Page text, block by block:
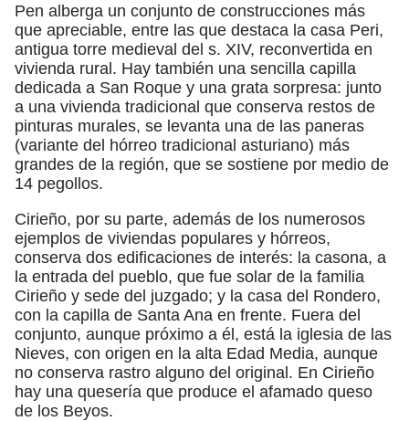
Pen alberga un conjunto de construcciones más
que apreciable, entre las que destaca la casa Peri,
antigua torre medieval del s. XIV, reconvertida en
vivienda rural. Hay también una sencilla capilla
dedicada a San Roque y una grata sorpresa: junto
a una vivienda tradicional que conserva restos de
pinturas murales, se levanta una de las paneras
(variante del hórreo tradicional asturiano) más
grandes de la región, que se sostiene por medio de
14 pegollos.
Cirieño, por su parte, además de los numerosos
ejemplos de viviendas populares y hórreos,
conserva dos edificaciones de interés: la casona, a
la entrada del pueblo, que fue solar de la familia
Cirieño y sede del juzgado; y la casa del Rondero,
con la capilla de Santa Ana en frente. Fuera del
conjunto, aunque próximo a él, está la iglesia de las
Nieves, con origen en la alta Edad Media, aunque
no conserva rastro alguno del original. En Cirieño
hay una quesería que produce el afamado queso
de los Beyos.